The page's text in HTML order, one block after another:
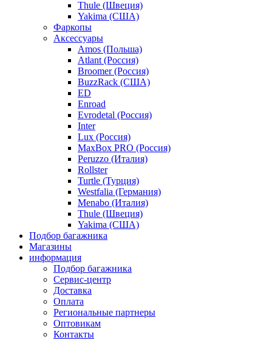
Thule (Швеция)
Yakima (США)
Фаркопы
Аксессуары
Amos (Польша)
Atlant (Россия)
Broomer (Россия)
BuzzRack (США)
ED
Enroad
Evrodetal (Россия)
Inter
Lux (Россия)
MaxBox PRO (Россия)
Peruzzo (Италия)
Rollster
Turtle (Турция)
Westfalia (Германия)
Menabo (Италия)
Thule (Швеция)
Yakima (США)
Подбор багажника
Магазины
информация
Подбор багажника
Сервис-центр
Доставка
Оплата
Региональные партнеры
Оптовикам
Контакты